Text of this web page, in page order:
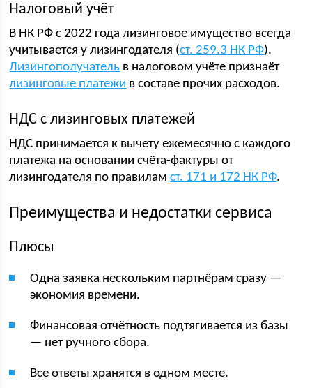
Налоговый учёт
В НК РФ с 2022 года лизинговое имущество всегда
учитывается у лизингодателя (ст. 259.3 НК РФ).
Лизингополучатель в налоговом учёте признаёт
лизинговые платежи в составе прочих расходов.
НДС с лизинговых платежей
НДС принимается к вычету ежемесячно с каждого
платежа на основании счёта-фактуры от
лизингодателя по правиламст. 171 и 172 НК РФ.
Преимущества и недостатки сервиса
Плюсы
Одна заявка нескольким партнёрам сразу —
экономия времени.
Финансовая отчётность подтягивается из базы
— нет ручного сбора.
Все ответы хранятся в одном месте.